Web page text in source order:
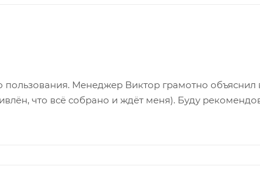
Менеджер Виктор грамотно объяснил
что всё собрано и ждёт меня). Буду